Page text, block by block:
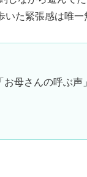
た緊張感は唯一
母さんの呼ぶ